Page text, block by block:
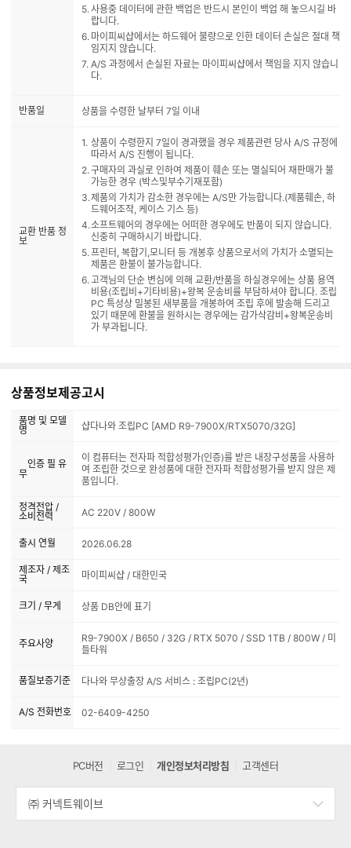
사용중 데이터에 관한 백업은 반드시 본인이 백업 해 놓으시길 바
랍니다.
마이피씨샵에서는 하드웨어 불량으로 인한 데이터 손실은 절대 책
임지지 않습니다.
A/S 과정에서 손실된 자료는 마이피씨샵에서 책임을 지지 않습니
다.
반품일 상품을 수령한 날부터 7일 이내
교환 반품 정
보
상품이 수령한지 7일이 경과했을 경우 제품관련 당사 A/S 규정에
따라서 A/S 진행이 됩니다.
구매자의 과실로 인하여 제품이 훼손 또는 멸실되어 재판매가 불
가능한 경우 (박스및부수기재포함)
제품의 가치가 감소한 경우에는 A/S만 가능합니다.(제품훼손, 하
드웨어조작, 케이스 기스 등)
소프트웨어의 경우에는 어떠한 경우에도 반품이 되지 않습니다.
신중히 구매하시기 바랍니다.
프린터, 복합기,모니터 등 개봉후 상품으로서의 가치가 소멸되는
제품은 환불이 불가능합니다.
고객님의 단순 변심에 의해 교환/반품을 하실경우에는 상품 용역
비용(조립비+기타비용)+왕복 운송비를 부담하셔야 합니다. 조립
PC 특성상 밀봉된 새부품을 개봉하여 조립 후에 발송해 드리고
있기 때문에 환불을 원하시는 경우에는 감가삭감비+왕복운송비
가 부과됩니다.
상품정보제공고시
품명 및 모델
명
샵다나와 조립PC [AMD R9-7900X/RTX5070/32G]
인증 필 유
무
이 컴퓨터는 전자파 적합성평가(인증)를 받은 내장구성품을 사용하
여 조립한 것으로 완성품에 대한 전자파 적합성평가를 받지 않은 제
품입니다.
정격전압 /
소비전력
AC 220V / 800W
출시 연월 2026.06.28
제조자 / 제조
국
마이피씨샵 / 대한민국
크기 / 무게 상품 DB안에 표기
주요사양
R9-7900X / B650 / 32G / RTX 5070 / SSD 1TB / 800W / 미
들타워
품질보증기준 다나와 무상출장 A/S 서비스 : 조립PC(2년)
A/S 전화번호 02-6409-4250
PC버전 로그인 개인정보처리방침 고객센터
㈜ 커넥트웨이브
세